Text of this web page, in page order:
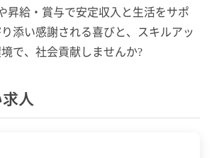
昇給・賞与で安定収入と生活をサポ
添い感謝される喜びと、スキルアッ
で、社会貢献しませんか?
人